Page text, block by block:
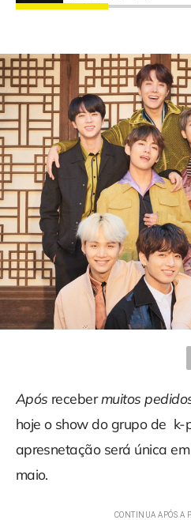
Após recebermuitos
hoje o show do grupo de k-
apresnetação será única
maio.